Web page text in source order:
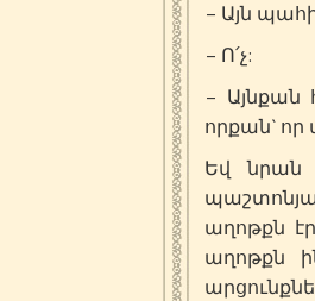
– Այն
– Ո՛չ:
– Այնքան
որքան` որ
Եվ նրան
աղոթքն
աղոթքն